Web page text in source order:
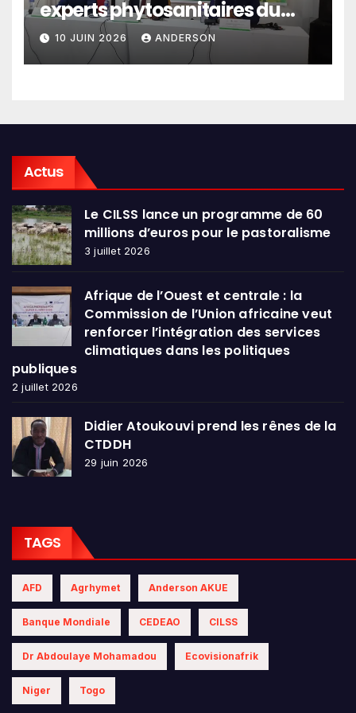
experts phytosanitaires du
Sahel et d’Afrique de l’Ouest
en conclave à Lomé
10 JUIN 2026 ANDERSON
Actus
Le CILSS lance un programme de 60
millions d’euros pour le pastoralisme
3 juillet 2026
Afrique de l’Ouest et centrale : la
Commission de l’Union africaine veut
renforcer l’intégration des services
climatiques dans les politiques
publiques
2 juillet 2026
Didier Atoukouvi prend les rênes de la
CTDDH
29 juin 2026
TAGS
AFD Agrhymet Anderson AKUE
Banque Mondiale CEDEAO CILSS
Dr Abdoulaye Mohamadou Ecovisionafrik
Niger Togo